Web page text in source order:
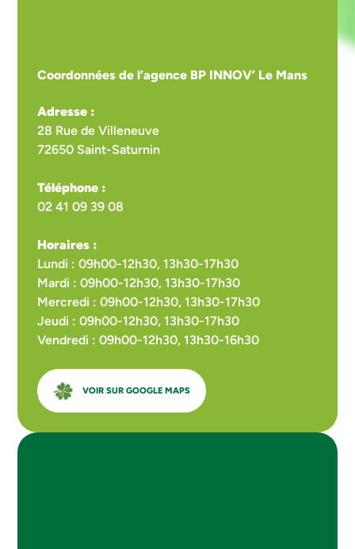
Coordonnées de l’agence BP INNOV’ Le Mans
Adresse :
28 Rue de Villeneuve
72650 Saint-Saturnin
Téléphone :
02 41 09 39 08
Horaires :
Lundi : 09h00-12h30, 13h30-17h30
Mardi : 09h00-12h30, 13h30-17h30
Mercredi : 09h00-12h30, 13h30-17h30
Jeudi : 09h00-12h30, 13h30-17h30
Vendredi : 09h00-12h30, 13h30-16h30
VOIR SUR GOOGLE MAPS